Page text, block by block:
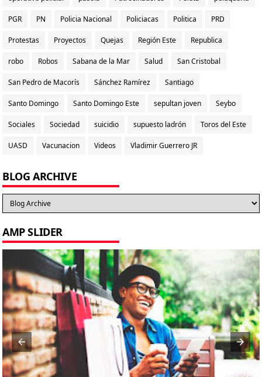
PGR PN Policia Nacional Policiacas Politica PRD
Protestas Proyectos Quejas Región Este Republica
robo Robos Sabana de la Mar Salud San Cristobal
San Pedro de Macorís Sánchez Ramírez Santiago
Santo Domingo Santo Domingo Este sepultan joven Seybo
Sociales Sociedad suicidio supuesto ladrón Toros del Este
UASD Vacunacion Videos Vladimir Guerrero JR
BLOG ARCHIVE
AMP SLIDER